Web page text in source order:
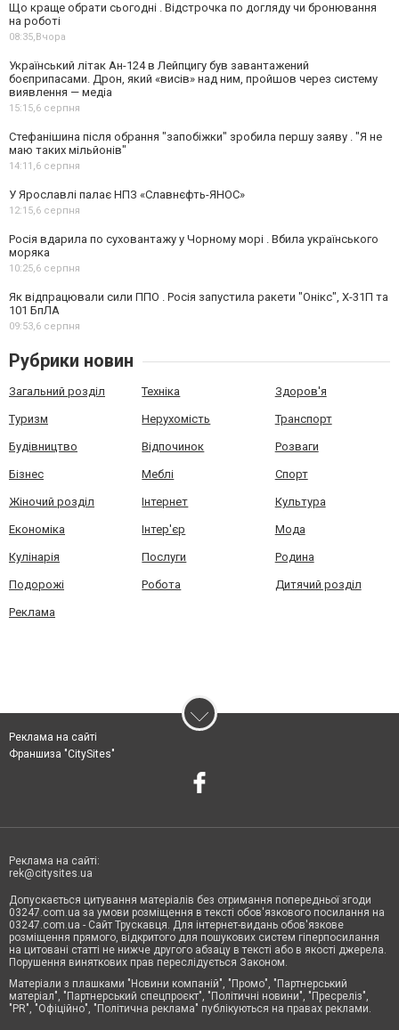
Що краще обрати сьогодні . Відстрочка по догляду чи бронювання
на роботі
08:35, Вчора
Український літак Ан-124 в Лейпцигу був завантажений
боєприпасами. Дрон, який «висів» над ним, пройшов через систему
виявлення — медіа
15:15,6 серпня
Стефанішина після обрання "запобіжки" зробила першу заяву . "Я не
маю таких мільйонів"
14:11,6 серпня
У Ярославлі палає НПЗ «Славнєфть-ЯНОС»
12:15,6 серпня
Росія вдарила по суховантажу у Чорному морі . Вбила українського
моряка
10:25,6 серпня
Як відпрацювали сили ППО . Росія запустила ракети "Онікс", Х-31П та
101 БпЛА
09:53,6 серпня
Рубрики новин
Загальний розділ Техніка Здоров'я
Туризм Нерухомість Транспорт
Будівництво Відпочинок Розваги
Бізнес Меблі Спорт
Жіночий розділ Інтернет Культура
Економіка Інтер'єр Мода
Кулінарія Послуги Родина
Подорожі Робота Дитячий розділ
Реклама
Реклама на сайті
Франшиза "CitySites"
Реклама на сайті:
rek@citysites.ua
Допускається цитування матеріалів без отримання попередньої згоди
03247.com.ua за умови розміщення в тексті обов'язкового посилання на
03247.com.ua - Сайт Трускавця. Для інтернет-видань обов'язкове
розміщення прямого, відкритого для пошукових систем гіперпосилання
на цитовані статті не нижче другого абзацу в тексті або в якості джерела.
Порушення виняткових прав переслідується Законом.
Матеріали з плашками "Новини компаній", "Промо", "Партнерський
матеріал", "Партнерський спецпроєкт", "Політичні новини", "Пресреліз",
"PR", "Офіційно", "Політична реклама" публікуються на правах реклами.